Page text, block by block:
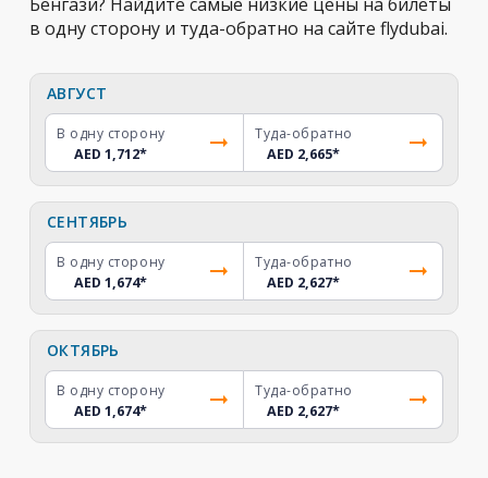
в одну сторону и туда-обратно на сайте flydubai.
АВГУСТ
В одну сторону
AED 1,712*
Туда-обратно
AED 2,665*
СЕНТЯБРЬ
В одну сторону
AED 1,674*
Туда-обратно
AED 2,627*
ОКТЯБРЬ
В одну сторону
AED 1,674*
Туда-обратно
AED 2,627*